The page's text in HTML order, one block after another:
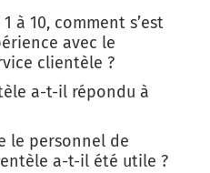
à 10, comment s’est
avec le
clientèle ?
a-t-il répondu à
le personnel de
a-t-il été utile ?